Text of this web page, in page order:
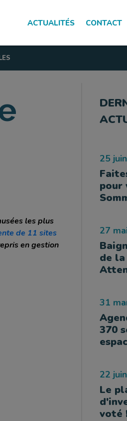
ACTUALITÉS CONTACT
les plus
de 11 sites
en gestion
25
pour
27
de la
31
370
22
Le
voté